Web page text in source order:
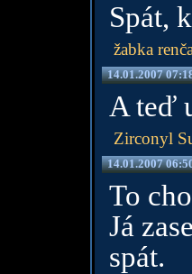
Spát,
žabka renča
14.01.2007
A teď
Zirconyl
14.01.2007
To
Já
spát.